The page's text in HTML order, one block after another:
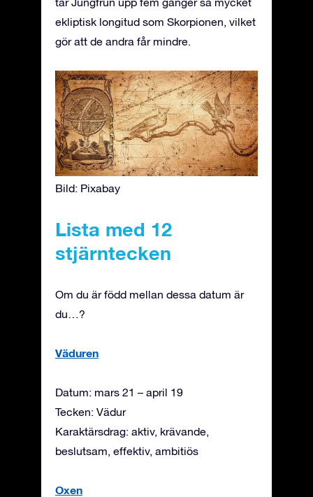
ekliptisk longitud som Skorpionen, vilket
gör att de andra får mindre.
Bild: Pixabay
Lista med 12
stjärntecken
Om du är född mellan dessa datum är
du…?
Väduren
Datum: mars 21 – april 19
Tecken: Vädur
Karaktärsdrag: aktiv, krävande,
beslutsam, effektiv, ambitiös
Oxen